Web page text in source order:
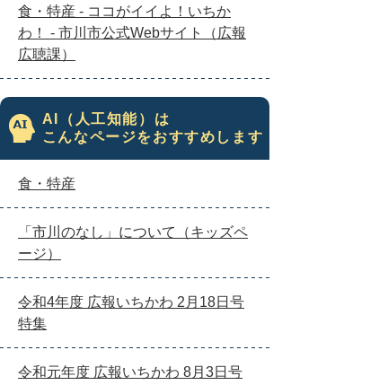
食・特産 - ココがイイよ！いちか
わ！ - 市川市公式Webサイト（広報
広聴課）
AI（人工知能）は
こんなページをおすすめします
食・特産
「市川のなし」について（キッズペ
ージ）
令和4年度 広報いちかわ 2月18日号
特集
令和元年度 広報いちかわ 8月3日号